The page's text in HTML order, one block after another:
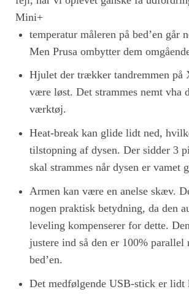
Mini+
temperatur måleren på bed’en går
Men Prusa ombytter dem
Hjulet der trækker tandremmen på
være løst. Det strammes nemt vha
værktøj.
Heat-break kan glide lidt ned,
tilstopning af dysen. Der sidder 3
skal strammes når dysen er vamet
Armen kan være en anelse skæv.
nogen praktisk betydning, da den
leveling kompenserer for dette.
justere ind så den er 100% parallel
bed’en.
Det medfølgende USB-stick er lidt